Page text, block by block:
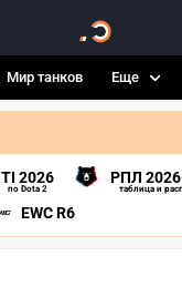
Мир танков Еще
TI 2026
по Dota 2
РПЛ
таблица и
EWC R6